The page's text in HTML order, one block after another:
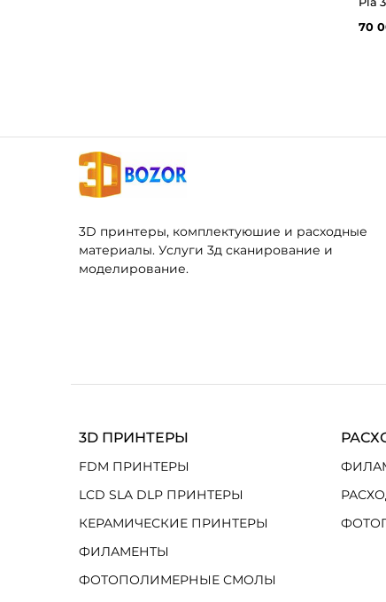
70
3D принтеры, комплектуюшие и расходные
материалы. Услуги 3д сканирование и
моделирование.
3D ПРИНТЕРЫ
FDM ПРИНТЕРЫ
LCD SLA DLP ПРИНТЕРЫ
КЕРАМИЧЕСКИЕ ПРИНТЕРЫ
ФИЛАМЕНТЫ
ФОТОПОЛИМЕРНЫЕ СМОЛЫ